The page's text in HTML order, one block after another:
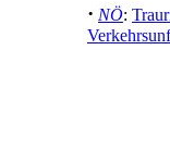
· NÖ: